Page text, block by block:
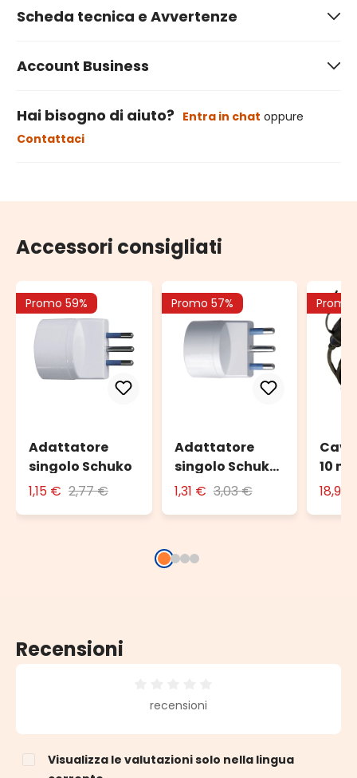
Scheda tecnica e Avvertenze
Account Business
Hai bisogno di aiuto? Entra in chat oppure
Contattaci
Accessori consigliati
Promo 59%
Adattatore
singolo Schuko
1,15 € 2,77 €
Promo 57%
Adattatore
singolo Schuko
con spina 16A
1,31 € 3,03 €
Promo
10 m
Recensioni
Valutazione media di 0 su 5 stelle
recensioni
Visualizza le valutazioni solo nella lingua